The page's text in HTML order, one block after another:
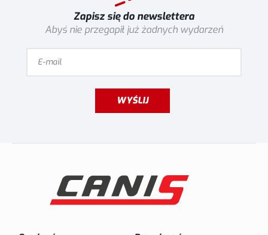
Zapisz się do newslettera
Abyś nie przegapił już żadnych wydarzeń
WYŚLIJ